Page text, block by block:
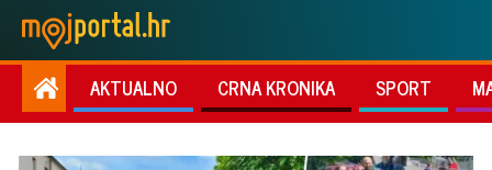
AKTUALNO CRNA KRONIKA SPORT